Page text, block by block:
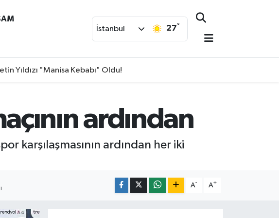
İstanbul 27°
Yıldızı "Manisa Kebabı" Oldu!
ardından
karşılaşmasının ardından her iki
A- A+